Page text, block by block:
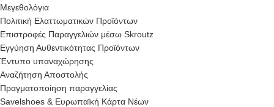
Μεγεθολόγια
Πολιτική Ελαττωματικών Προϊόντων
Επιστροφές Παραγγελιών μέσω Skroutz
Εγγύηση Αυθεντικότητας Προϊόντων
Έντυπο υπαναχώρησης
Αναζήτηση Αποστολής
Πραγματοποίηση παραγγελίας
Savelshoes & Ευρωπαϊκή Κάρτα Νέων